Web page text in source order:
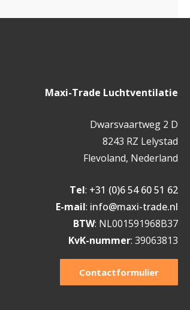
Maxi-Trade Luchtventilatie
Dwarsvaartweg 2 D
8243 RZ Lelystad
Flevoland, Nederland
Tel: +31 (0)6 54 60 51 62
E-mail: info@maxi-trade.nl
BTW: NL001591968B37
KvK-nummer: 39063813
Contactformulier